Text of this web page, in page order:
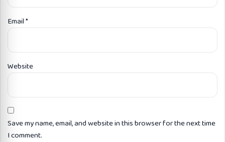
Email*
Website
Save my name, email, and website in this browser for the next time
I comment.